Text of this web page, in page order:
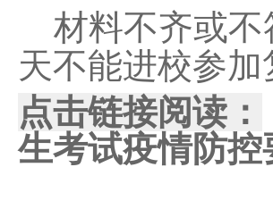
材料不齐或
天不能进校参加
点击链接阅读：
生考试疫情防